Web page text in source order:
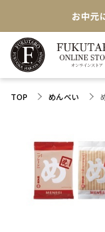
お中元
★め
【色々な味
TOP めんべい